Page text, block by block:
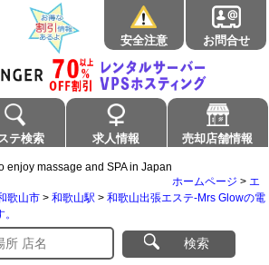
安全注意 お問合せ
テ検索 求人情報 売却店舗情報
enjoy massage and SPA in Japan
ホームページ > エ
歌山市 > 和歌山駅 > 和歌山出張エステ-Mrs Glowの電
検索